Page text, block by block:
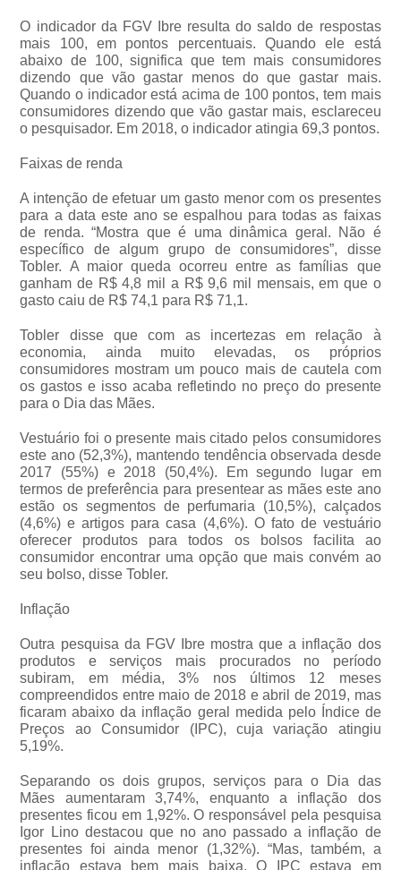
O indicador da FGV Ibre resulta do saldo de respostas
mais 100, em pontos percentuais. Quando ele está
abaixo de 100, significa que tem mais consumidores
dizendo que vão gastar menos do que gastar mais.
Quando o indicador está acima de 100 pontos, tem mais
consumidores dizendo que vão gastar mais, esclareceu
o pesquisador. Em 2018, o indicador atingia 69,3 pontos.
Faixas de renda
A intenção de efetuar um gasto menor com os presentes
para a data este ano se espalhou para todas as faixas
de renda. “Mostra que é uma dinâmica geral. Não é
específico de algum grupo de consumidores”, disse
Tobler. A maior queda ocorreu entre as famílias que
ganham de R$ 4,8 mil a R$ 9,6 mil mensais, em que o
gasto caiu de R$ 74,1 para R$ 71,1.
Tobler disse que com as incertezas em relação à
economia, ainda muito elevadas, os próprios
consumidores mostram um pouco mais de cautela com
os gastos e isso acaba refletindo no preço do presente
para o Dia das Mães.
Vestuário foi o presente mais citado pelos consumidores
este ano (52,3%), mantendo tendência observada desde
2017 (55%) e 2018 (50,4%). Em segundo lugar em
termos de preferência para presentear as mães este ano
estão os segmentos de perfumaria (10,5%), calçados
(4,6%) e artigos para casa (4,6%). O fato de vestuário
oferecer produtos para todos os bolsos facilita ao
consumidor encontrar uma opção que mais convém ao
seu bolso, disse Tobler.
Inflação
Outra pesquisa da FGV Ibre mostra que a inflação dos
produtos e serviços mais procurados no período
subiram, em média, 3% nos últimos 12 meses
compreendidos entre maio de 2018 e abril de 2019, mas
ficaram abaixo da inflação geral medida pelo Índice de
Preços ao Consumidor (IPC), cuja variação atingiu
5,19%.
Separando os dois grupos, serviços para o Dia das
Mães aumentaram 3,74%, enquanto a inflação dos
presentes ficou em 1,92%. O responsável pela pesquisa
Igor Lino destacou que no ano passado a inflação de
presentes foi ainda menor (1,32%). “Mas, também, a
inflação estava bem mais baixa. O IPC estava em